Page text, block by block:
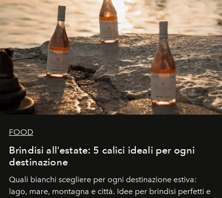
FOOD
Brindisi all'estate: 5 calici ideali per ogni
destinazione
Quali bianchi scegliere per ogni destinazione estiva:
lago, mare, montagna e città. Idee per brindisi perfetti e